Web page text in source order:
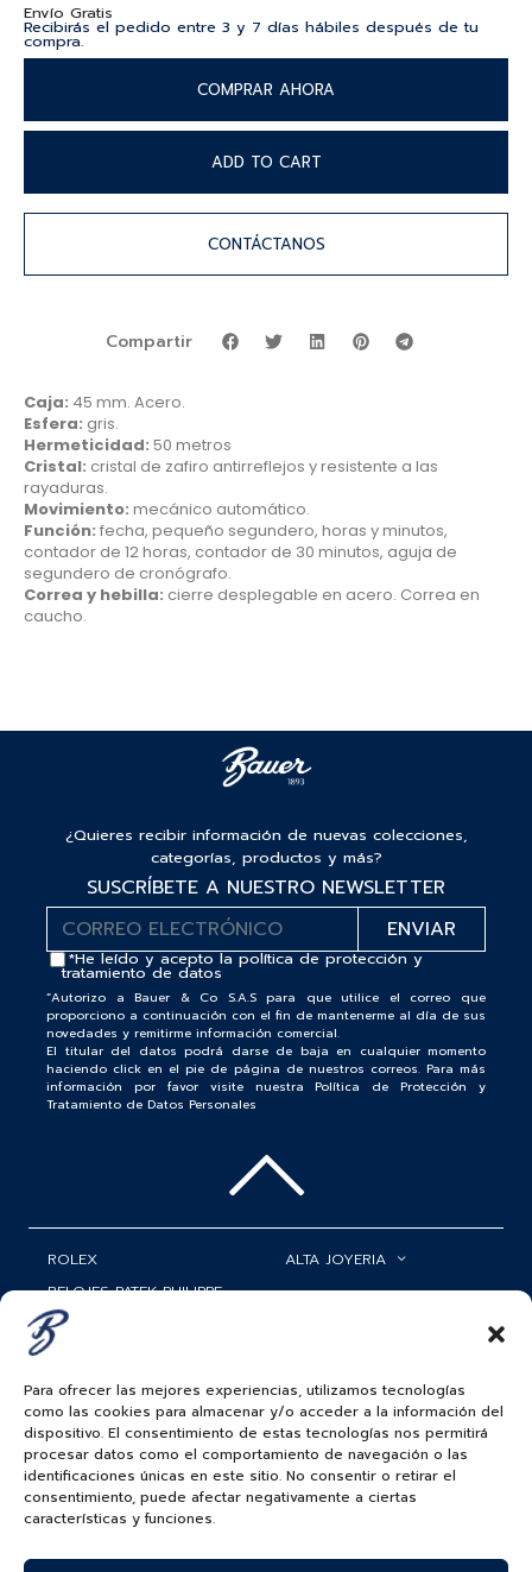
Para ofrecer las mejores experiencias, utilizamos tecnologías
como las cookies para almacenar y/o acceder a la información del
dispositivo. El consentimiento de estas tecnologías nos permitirá
procesar datos como el comportamiento de navegación o las
identificaciones únicas en este sitio. No consentir o retirar el
consentimiento, puede afectar negativamente a ciertas
características y funciones.
Envío Gratis
Recibirás el pedido entre 3 y 7 días hábiles después de tu
compra.
COMPRAR AHORA
ADD TO CART
CONTÁCTANOS
Compartir
Caja: 45 mm. Acero.
Esfera: gris.
Hermeticidad: 50 metros
Cristal: cristal de zafiro antirreflejos y resistente a las
rayaduras.
Movimiento: mecánico automático.
Función: fecha, pequeño segundero, horas y minutos,
contador de 12 horas, contador de 30 minutos, aguja de
segundero de cronógrafo.
Correa y hebilla: cierre desplegable en acero. Correa en
caucho.
¿Quieres recibir información de nuevas colecciones,
categorías, productos y más?
SUSCRÍBETE A NUESTRO NEWSLETTER
*He leído y acepto lapolítica de protección y
tratamiento de datos
“Autorizo a Bauer & Co S.A.S para que utilice el correo que
proporciono a continuación con el fin de mantenerme al día de sus
novedades y remitirme información comercial.
El titular del datos podrá darse de baja en cualquier momento
haciendo click en el pie de página de nuestros correos. Para más
información por favor visite nuestra Política de Protección y
Tratamiento de Datos Personales
ROLEX
RELOJES PATEK PHILIPPE
RELOJERÍA
ALTA JOYERIA
MATRIMONIOS
ACCESORIOS
BAUER NEWS
SERVICIOS
SIGUENOS EN